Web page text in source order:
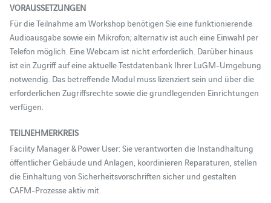
VORAUSSETZUNGEN
Für die Teilnahme am Workshop benötigen Sie eine funktionierende
Audioausgabe sowie ein Mikrofon; alternativ ist auch eine Einwahl per
Telefon möglich. Eine Webcam ist nicht erforderlich. Darüber hinaus
ist ein Zugriff auf eine aktuelle Testdatenbank Ihrer LuGM-Umgebung
notwendig. Das betreffende Modul muss lizenziert sein und über die
erforderlichen Zugriffsrechte sowie die grundlegenden Einrichtungen
verfügen.
TEILNEHMERKREIS
Facility Manager & Power User: Sie verantworten die Instandhaltung
öffentlicher Gebäude und Anlagen, koordinieren Reparaturen, stellen
die Einhaltung von Sicherheitsvorschriften sicher und gestalten
CAFM-Prozesse aktiv mit.